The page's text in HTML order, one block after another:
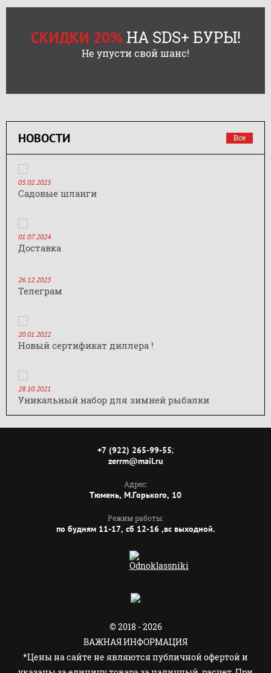
СКИДКИ 20%НА SDS+ БУРЫ!
Не упусти свой шанс!
НОВОСТИ Все
05.02.2025
Садовые шланги
01.07.2024
Доставка
26.12.2023
Телеграм
20.01.2022
Новый сертификат диллера !
28.10.2021
Уникальный набор для зимней рыбалки
+7 (922) 265-99-55;
zerrm@mail.ru
Адрес:
Тюмень, М.Горького, 10
Режим работы:
по будням 11-17, сб 12-16 ,вс выходной.
© 2018 - 2026
ВАЖНАЯ ИНФОРМАЦИЯ
*Цены на сайте не являются публичной офертой и